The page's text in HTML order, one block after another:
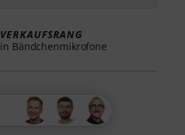
VERKAUFSRANG
in Bändchenmikrofone